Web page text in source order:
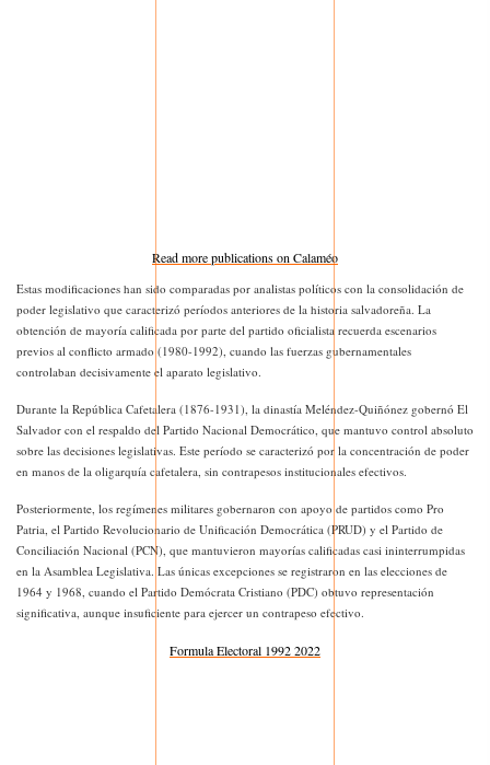
Read more publications on Calaméo
Estas modificaciones han sido comparadas por analistas políticos con la consolidación de
poder legislativo que caracterizó períodos anteriores de la historia salvadoreña. La
obtención de mayoría calificada por parte del partido oficialista recuerda escenarios
previos al conflicto armado (1980-1992), cuando las fuerzas gubernamentales
controlaban decisivamente el aparato legislativo.
Durante la República Cafetalera (1876-1931), la dinastía Meléndez-Quiñónez gobernó El
Salvador con el respaldo del Partido Nacional Democrático, que mantuvo control absoluto
sobre las decisiones legislativas. Este período se caracterizó por la concentración de poder
en manos de la oligarquía cafetalera, sin contrapesos institucionales efectivos.
Posteriormente, los regímenes militares gobernaron con apoyo de partidos como Pro
Patria, el Partido Revolucionario de Unificación Democrática (PRUD) y el Partido de
Conciliación Nacional (PCN), que mantuvieron mayorías calificadas casi ininterrumpidas
en la Asamblea Legislativa. Las únicas excepciones se registraron en las elecciones de
1964 y 1968, cuando el Partido Demócrata Cristiano (PDC) obtuvo representación
significativa, aunque insuficiente para ejercer un contrapeso efectivo.
Formula Electoral 1992 2022